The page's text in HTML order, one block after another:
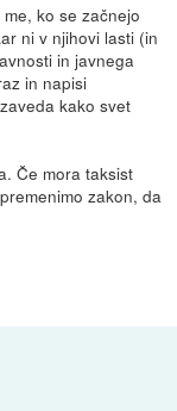
ko se začnejo
ni v njihovi lasti (in
in javnega
in napisi
kako svet
Če mora taksist
zakon, da